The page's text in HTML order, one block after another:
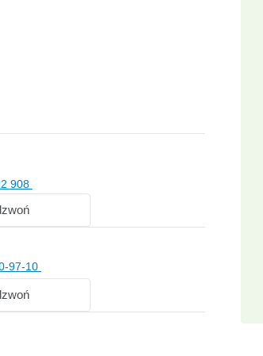
908
97-10